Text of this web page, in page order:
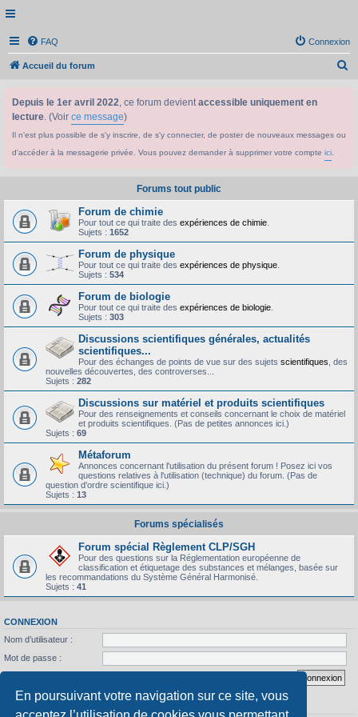
En poursuivant votre navigation sur ce site, vous
FAQ Connexion
Accueil du forum
h
Depuis le 1er avril 2022, ce forum devientaccessible uniquement en
lecture. (Voir ce message)
Il n'est plus possible de s'y inscrire, de s'y connecter, de poster de nouveaux messages ou
d'accéder à la messagerie privée. Vous pouvez demander à supprimer votre compte ici
Forums tout public
Forum de chimie
Pour tout ce qui traite des expériences de chimie
Sujets : 1652
Forum de physique
Pour tout ce qui traite des expériences de physique
Sujets : 534
Forum de biologie
Pour tout ce qui traite des expériences de biologie
Sujets : 303
Discussions scientifiques générales, actualités
scientifiques...
Pour des échanges de points de vue sur des sujets scientifiques , des
nouvelles découvertes, des controverses...
Sujets : 282
Discussions sur matériel et produits scientifiques
Pour des renseignements et conseils concernant le choix de matériel
et produits scientifiques. (Pas de petites annonces ici.)
Sujets : 69
Métaforum
Annonces concernant l'utilisation du présent forum ! Posez ici vos
questions relatives à l'utilisation (technique) du forum. (Pas de
question d'ordre scientifique ici.)
Sujets : 13
Forums spécialisés
Forum spécial Règlement CLP/SGH
Pour des questions sur la Réglementation européenne de
classification et étiquetage des substances et mélanges, basée sur
les recommandations du Système Général Harmonisé.
Sujets : 41
CONNEXION
Nom d’utilisateur :
Mot de passe :